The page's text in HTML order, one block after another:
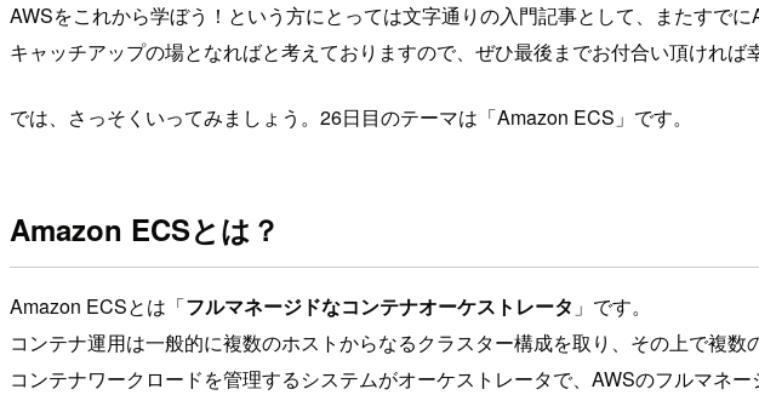
AWSをこれから学ぼう！という方にとっては文字通りの入門記事として、またすで
キャッチアップの場となればと考えておりますので、ぜひ最後までお付合い頂ければ
では、さっそくいってみましょう。26日目のテーマは「Amazon ECS」です。
Amazon ECSとは？
Amazon ECSとは「フルマネージドなコンテナオーケストレータ 」です。
コンテナ運用は一般的に複数のホストからなるクラスター構成を取り、その上で複数
コンテナワークロードを管理するシステムがオーケストレータで、AWSのフルマネ